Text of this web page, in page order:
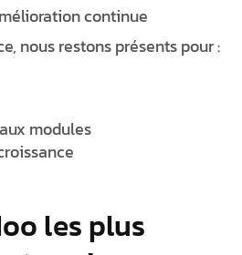
continue
nous restons présents pour :
modules
les plus